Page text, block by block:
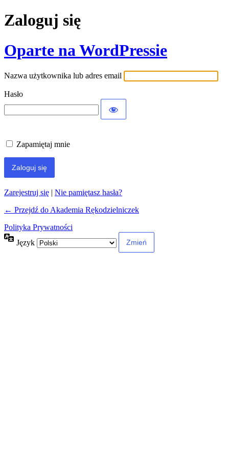
Zaloguj się
Oparte na WordPressie
Nazwa użytkownika lub adres email
Hasło
Zapamiętaj mnie
Zarejestruj się | Nie pamiętasz hasła?
← Przejdź do Akademia Rękodzielniczek
Polityka Prywatności
Język